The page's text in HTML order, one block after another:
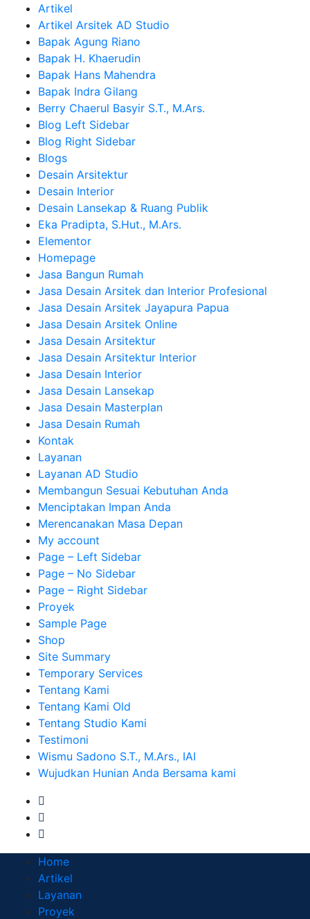
Artikel
Artikel Arsitek AD Studio
Bapak Agung Riano
Bapak H. Khaerudin
Bapak Hans Mahendra
Bapak Indra Gilang
Berry Chaerul Basyir S.T., M.Ars.
Blog Left Sidebar
Blog Right Sidebar
Blogs
Desain Arsitektur
Desain Interior
Desain Lansekap & Ruang Publik
Eka Pradipta, S.Hut., M.Ars.
Elementor
Homepage
Jasa Bangun Rumah
Jasa Desain Arsitek dan Interior Profesional
Jasa Desain Arsitek Jayapura Papua
Jasa Desain Arsitek Online
Jasa Desain Arsitektur
Jasa Desain Arsitektur Interior
Jasa Desain Interior
Jasa Desain Lansekap
Jasa Desain Masterplan
Jasa Desain Rumah
Kontak
Layanan
Layanan AD Studio
Membangun Sesuai Kebutuhan Anda
Menciptakan Impan Anda
Merencanakan Masa Depan
My account
Page – Left Sidebar
Page – No Sidebar
Page – Right Sidebar
Proyek
Sample Page
Shop
Site Summary
Temporary Services
Tentang Kami
Tentang Kami Old
Tentang Studio Kami
Testimoni
Wismu Sadono S.T., M.Ars., IAI
Wujudkan Hunian Anda Bersama kami
Home
Artikel
Layanan
Proyek